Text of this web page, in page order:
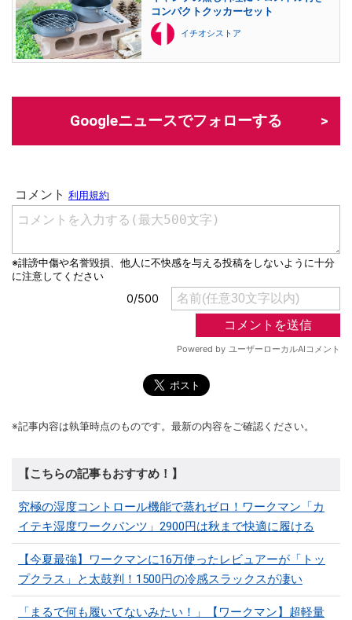
コンパクトクッカーセット
イチオシストア
Googleニュースでフォローする
※記事内容は執筆時点のものです。最新の内容をご確認ください。
【こちらの記事もおすすめ！】
究極の湿度コントロール機能で蒸れゼロ！ワークマン「カ
イテキ湿度ワークパンツ」2900円は秋まで快適に履ける
【今夏最強】ワークマンに16万使ったレビュアーが「トッ
プクラス」と太鼓判！1500円の冷感スラックスが凄い
「まるで何も履いてないみたい！」【ワークマン】超軽量